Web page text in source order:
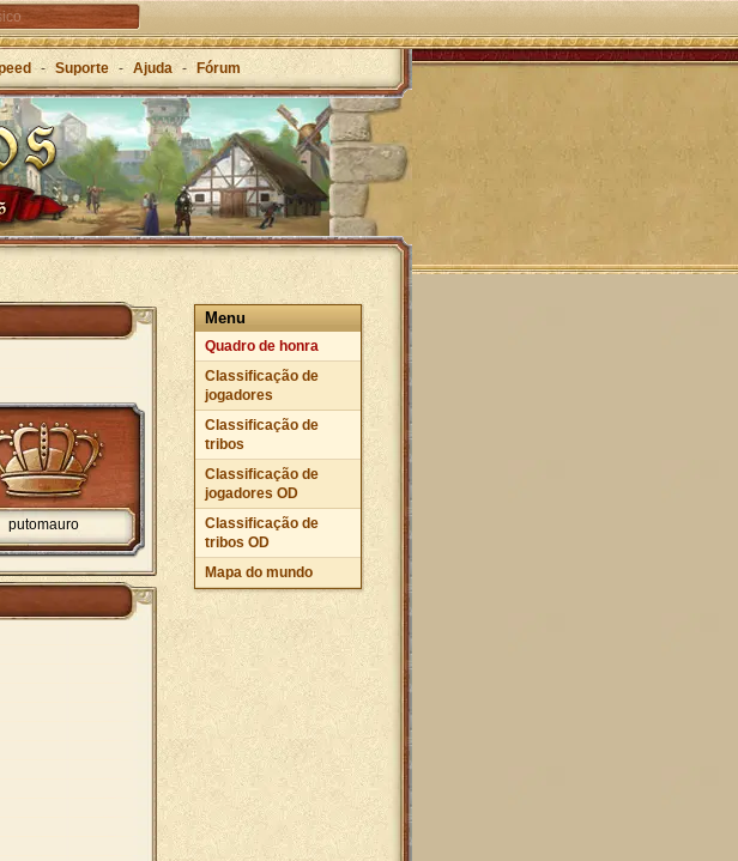
das eras
na Grécia Antiga
- Suporte - Ajuda - Fórum
Menu
Quadro de honra
Classificação de
jogadores
Classificação de
tribos
Classificação de
jogadores OD
Classificação de
tribos OD
Mapa do mundo
putomauro